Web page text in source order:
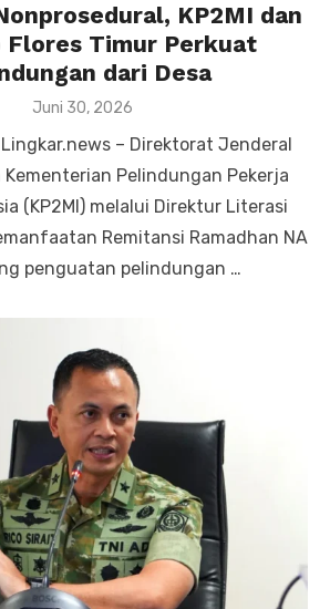
KP2MI dan
Flores Timur Perkuat
dari Desa
Posted
Juni 30, 2026
Lingkar.news – Direktorat Jenderal
Kementerian Pelindungan Pekerja
(KP2MI) melalui Direktur Literasi
Remitansi Ramadhan NA
penguatan pelindungan …